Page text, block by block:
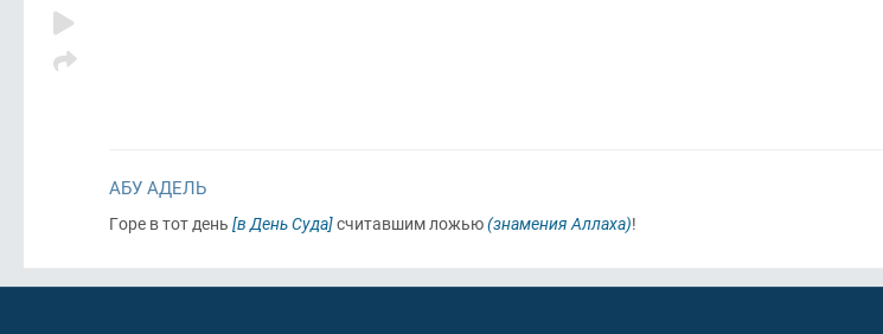
АБУ АДЕЛЬ
Горе в тот день [в День Суда]считавшим ложью(знамения Аллаха)!